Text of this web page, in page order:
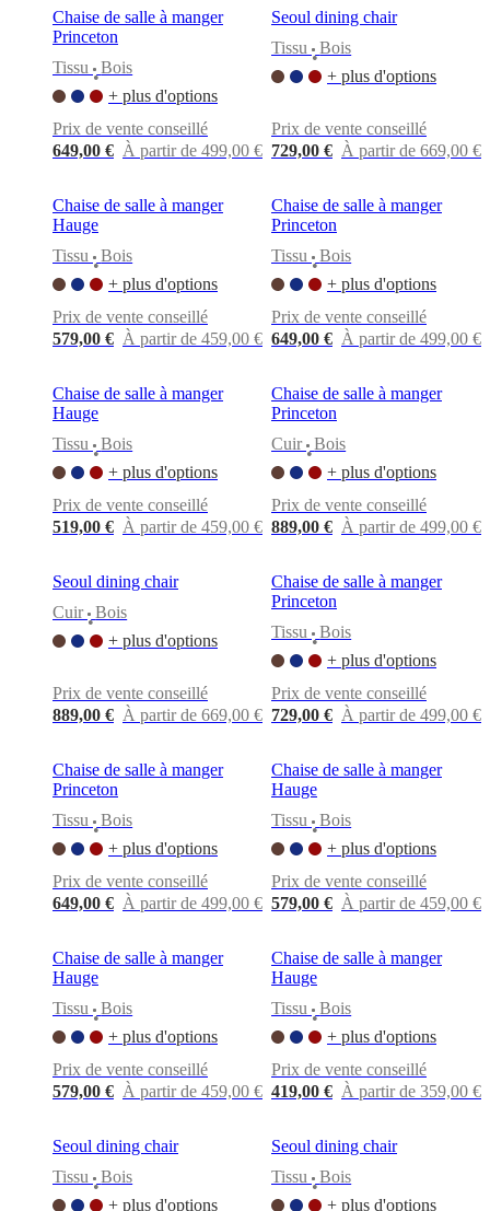
BoConceptValeursResponsabilité
l’entrepriseL’histoire
Savoir-
qualitéRencontre
certificationsDéclaration
d’accessibilitéDevenir
franchiséProfessionals
Program Projects Articles
Chaise de salle à manger
Princeton
Tissu
•
Bois
+ plus d'options
Prix de vente conseillé
649,00 € À partir de 499,00 €
Seoul dining chair
Tissu
•
Bois
+ plus d'options
Prix de vente conseillé
729,00 € À partir de 669,00 €
Chaise de salle à manger
Hauge
Tissu
•
Bois
+ plus d'options
Prix de vente conseillé
579,00 € À partir de 459,00 €
Chaise de salle à manger
Princeton
Tissu
•
Bois
+ plus d'options
Prix de vente conseillé
649,00 € À partir de 499,00 €
Chaise de salle à manger
Hauge
Tissu
•
Bois
+ plus d'options
Prix de vente conseillé
519,00 € À partir de 459,00 €
Chaise de salle à manger
Princeton
Cuir
•
Bois
+ plus d'options
Prix de vente conseillé
889,00 € À partir de 499,00 €
Seoul dining chair
Cuir
•
Bois
+ plus d'options
Prix de vente conseillé
889,00 € À partir de 669,00 €
Chaise de salle à manger
Princeton
Tissu
•
Bois
+ plus d'options
Prix de vente conseillé
729,00 € À partir de 499,00 €
Chaise de salle à manger
Princeton
Tissu
•
Bois
+ plus d'options
Prix de vente conseillé
649,00 € À partir de 499,00 €
Chaise de salle à manger
Hauge
Tissu
•
Bois
+ plus d'options
Prix de vente conseillé
579,00 € À partir de 459,00 €
Chaise de salle à manger
Hauge
Tissu
•
Bois
+ plus d'options
Prix de vente conseillé
579,00 € À partir de 459,00 €
Chaise de salle à manger
Hauge
Tissu
•
Bois
+ plus d'options
Prix de vente conseillé
419,00 € À partir de 359,00 €
Seoul dining chair
Tissu
•
Bois
+ plus d'options
Seoul dining chair
Tissu
•
Bois
+ plus d'options